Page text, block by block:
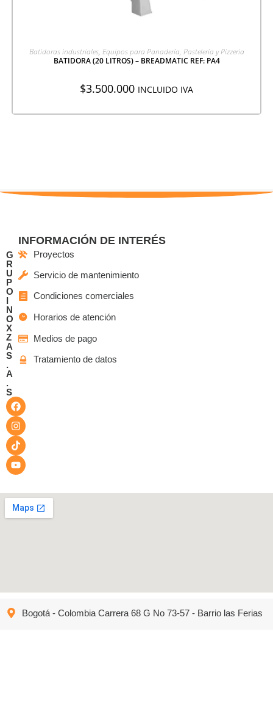
AGREGAR A COTIZACIÓN
Batidoras industriales, Equipos para Panadería, Pastelería y Pizzeria
BATIDORA (20 LITROS) – BREADMATIC REF: PA4
$3.500.000 INCLUIDO IVA
G
R
U
P
O
I
N
O
X
Z
A
S
.
A
.
S
INFORMACIÓN DE INTERÉS
Proyectos
Servicio de mantenimiento
Condiciones comerciales
Horarios de atención
Medios de pago
Tratamiento de datos
Bogotá - Colombia Carrera 68 G No 73-57 - Barrio las Ferias